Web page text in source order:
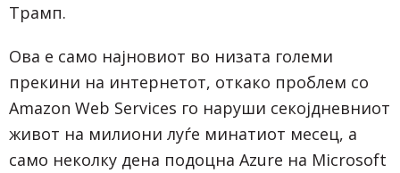
Трамп.
Ова е само најновиот во низата големи
прекини на интернетот, откако проблем со
Amazon Web Services го наруши секојдневниот
живот на милиони луѓе минатиот месец, а
само неколку дена подоцна Azure на Microsoft